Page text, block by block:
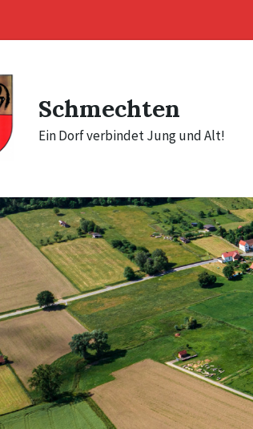
Schmechten
Ein Dorf verbindet Jung und Alt!